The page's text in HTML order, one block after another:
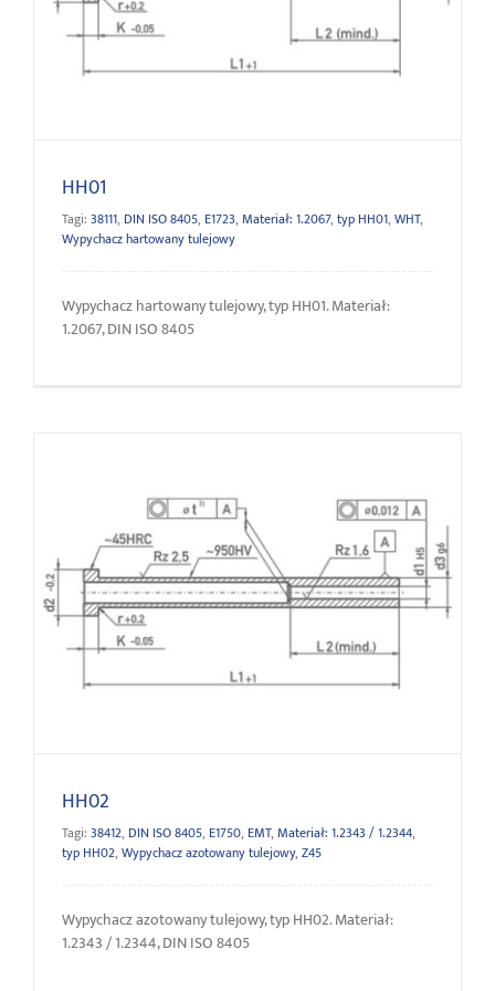
HH01
Tagi: 38111, DIN ISO 8405, E1723, Materiał: 1.2067, typ HH01, WHT,
Wypychacz hartowany tulejowy
Wypychacz hartowany tulejowy, typ HH01. Materiał:
1.2067, DIN ISO 8405
HH02
HH02
Tagi: 38412, DIN ISO 8405, E1750, EMT, Materiał: 1.2343 / 1.2344,
typ HH02, Wypychacz azotowany tulejowy, Z45
Wypychacz azotowany tulejowy, typ HH02. Materiał:
1.2343 / 1.2344, DIN ISO 8405